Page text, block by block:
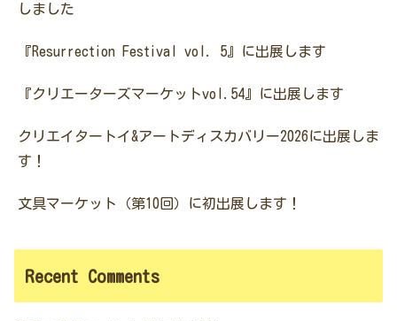
しました
『Resurrection Festival vol. 5』に出展します
『クリエーターズマーケットvol.54』に出展します
クリエイタートイ&アートディスカバリー2026に出展しま
す！
文具マーケット（第10回）に初出展します！
Recent Comments